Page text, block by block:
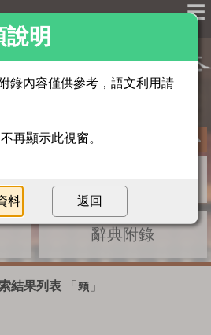
☰
辭典附錄
結果列表 「 頸 」